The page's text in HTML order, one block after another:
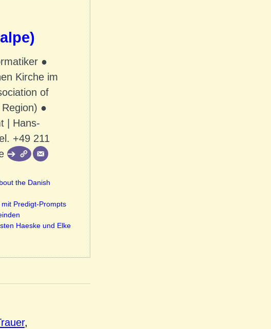
●
Kirche im
of
●
| Hans-
+49 211
the Danish
Predigt-Prompts
Haeske und Elke